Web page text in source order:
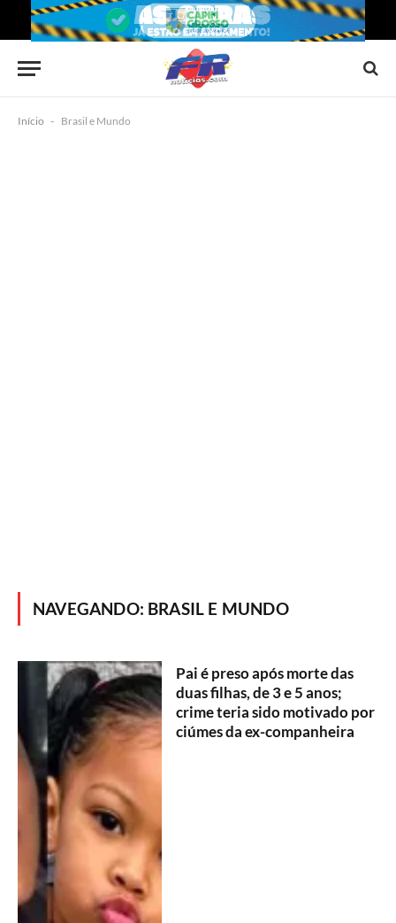
Início - Brasil e Mundo
NAVEGANDO: BRASIL E MUNDO
Pai é preso após morte das
duas filhas, de 3 e 5 anos;
crime teria sido motivado por
ciúmes da ex-companheira